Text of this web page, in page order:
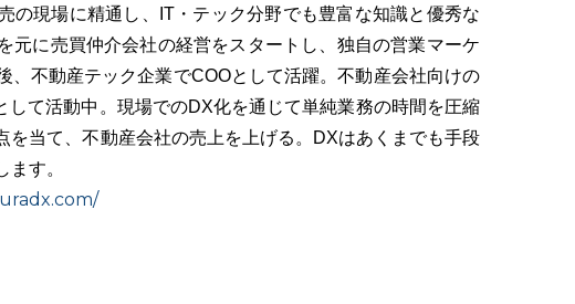
の現場に精通し、IT・テック分野でも豊富な知識と優秀な
元に売買仲介会社の経営をスタートし、独自の営業マーケ
、不動産テック企業でCOOとして活躍。不動産会社向けの
して活動中。現場でのDX化を通じて単純業務の時間を圧縮
を当て、不動産会社の売上を上げる。DXはあくまでも手段
す。